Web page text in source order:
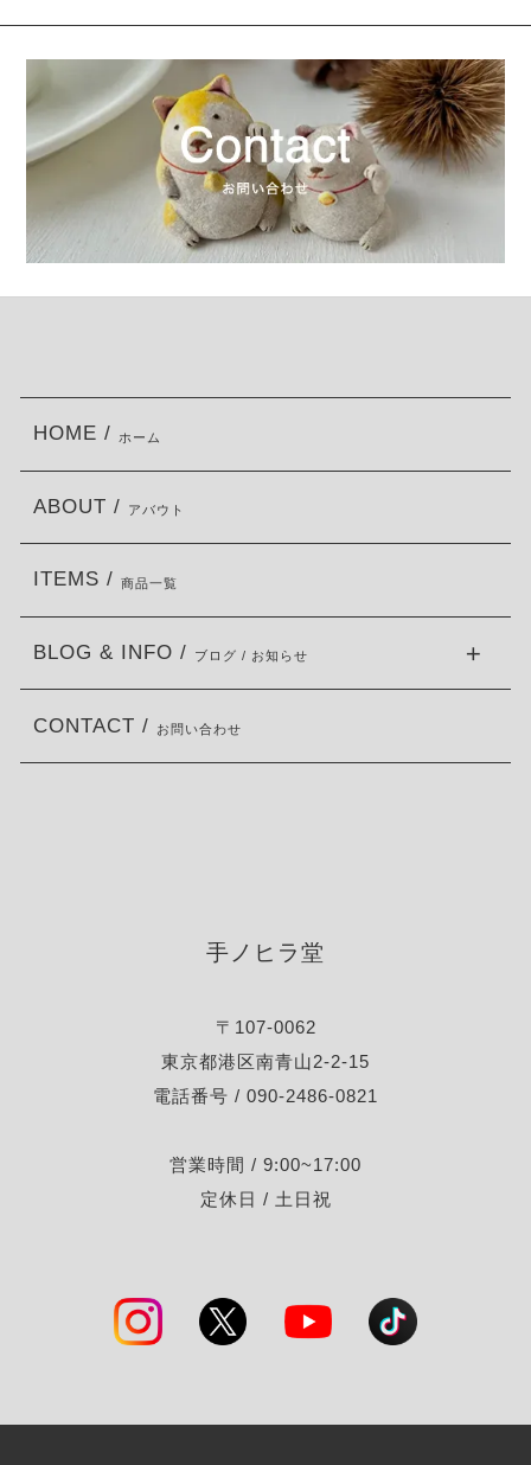
手ノヒラ堂
〒107-0062
東京都港区南青山2-2-15
電話番号 / 090-2486-0821
営業時間 / 9:00~17:00
定休日 / 土日祝
HOME / ホーム
ABOUT / アバウト
ITEMS / 商品一覧
BLOG & INFO / ブログ / お知らせ
CONTACT / お問い合わせ